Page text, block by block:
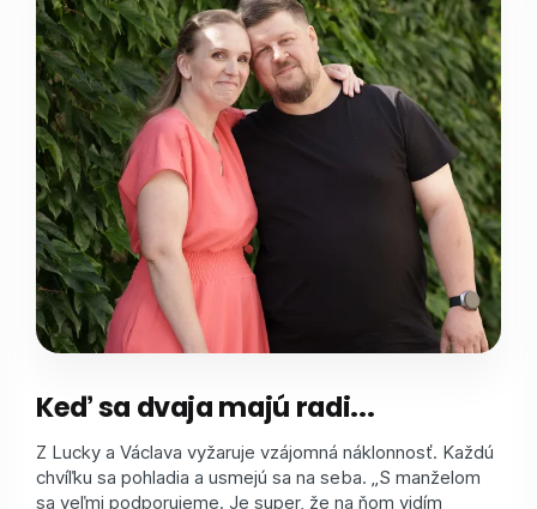
Keď sa dvaja majú radi...
Z Lucky a Václava vyžaruje vzájomná náklonnosť. Každú
chvíľku sa pohladia a usmejú sa na seba. „S manželom
sa veľmi podporujeme. Je super, že na ňom vidím